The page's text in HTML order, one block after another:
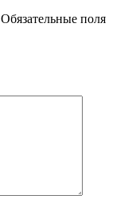
Обязательные поля